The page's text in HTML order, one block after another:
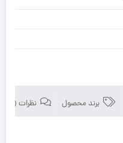
برند محصول نظرات (0)